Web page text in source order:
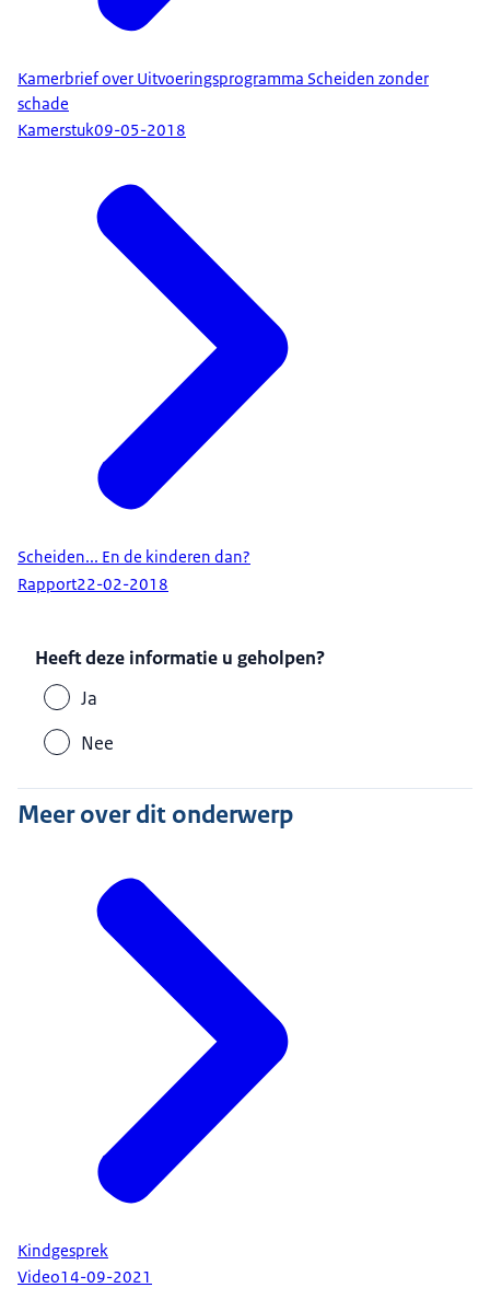
Kamerbrief over Uitvoeringsprogramma Scheiden zonder
schade
Kamerstuk09-05-2018
Scheiden... En de kinderen dan?
Rapport22-02-2018
Heeft deze informatie u geholpen?
Ja
Nee
Meer over dit onderwerp
Kindgesprek
Video14-09-2021